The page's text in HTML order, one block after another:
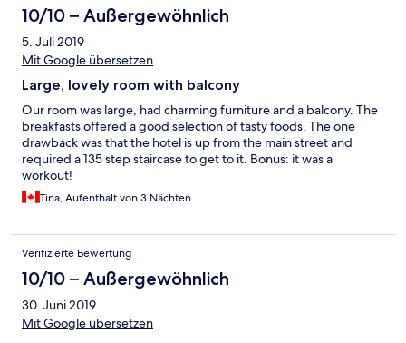
10/10 – Außergewöhnlich
5. Juli 2019
Mit Google übersetzen
Large, lovely room with balcony
Our room was large, had charming furniture and a balcony. The
breakfasts offered a good selection of tasty foods. The one
drawback was that the hotel is up from the main street and
required a 135 step staircase to get to it. Bonus: it was a
workout!
Tina, Aufenthalt von 3 Nächten
Verifizierte Bewertung
10/10 – Außergewöhnlich
30. Juni 2019
Mit Google übersetzen